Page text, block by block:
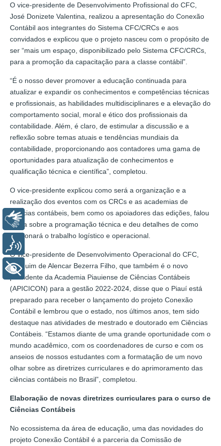
O vice-presidente de Desenvolvimento Profissional do CFC,
José Donizete Valentina, realizou a apresentação do Conexão
Contábil aos integrantes do Sistema CFC/CRCs e aos
convidados e explicou que o projeto nasceu com o propósito de
ser “mais um espaço, disponibilizado pelo Sistema CFC/CRCs,
para a promoção da capacitação para a classe contábil”.
“É o nosso dever promover a educação continuada para
atualizar e expandir os conhecimentos e competências técnicas
e profissionais, as habilidades multidisciplinares e a elevação do
comportamento social, moral e ético dos profissionais da
contabilidade. Além, é claro, de estimular a discussão e a
reflexão sobre temas atuais e tendências mundiais da
contabilidade, proporcionando aos contadores uma gama de
oportunidades para atualização de conhecimentos e
qualificação técnica e científica”, completou.
O vice-presidente explicou como será a organização e a
realização dos eventos com os CRCs e as academias de
ciências contábeis, bem como os apoiadores das edições, falou
ainda sobre a programação técnica e deu detalhes de como
funcionará o trabalho logístico e operacional.
O vice-presidente de Desenvolvimento Operacional do CFC,
Joaquim de Alencar Bezerra Filho, que também é o novo
presidente da Academia Piauiense de Ciências Contábeis
(APICICON) para a gestão 2022-2024, disse que o Piauí está
preparado para receber o lançamento do projeto Conexão
Contábil e lembrou que o estado, nos últimos anos, tem sido
destaque nas atividades de mestrado e doutorado em Ciências
Contábeis. “Estamos diante de uma grande oportunidade com o
mundo acadêmico, com os coordenadores de curso e com os
anseios de nossos estudantes com a formatação de um novo
olhar sobre as diretrizes curriculares e do aprimoramento das
ciências contábeis no Brasil”, completou.
Elaboração de novas diretrizes curriculares para o curso de
Ciências Contábeis
No ecossistema da área de educação, uma das novidades do
projeto Conexão Contábil é a parceria da Comissão de
+ Acessibilidade